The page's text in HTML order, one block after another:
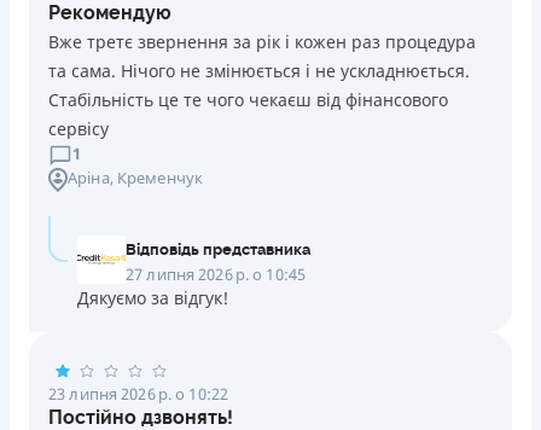
Рекомендую
Вже третє звернення за рік і кожен раз процедура
та сама. Нічого не змінюється і не ускладнюється.
Стабільність це те чого чекаєш від фінансового
сервісу
1
Аріна, Кременчук
Відповідь представника
27 липня 2026 р. о 10:45
Дякуємо за відгук!
23 липня 2026 р. о 10:22
Постійно дзвонять!